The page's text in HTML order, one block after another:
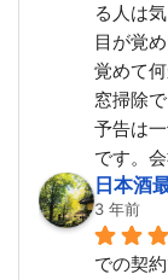
る人は
目が覚
覚めて
窓掃除
予告は
です。
日本酒
3 年前
での契